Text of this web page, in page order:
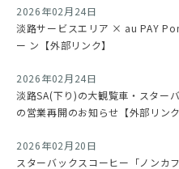
2026年02月24日
淡路サービスエリア × au PAY
ー ン【外部リンク】
2026年02月24日
淡路SA(下り)の大観覧車・スター
の営業再開のお知らせ【外部リンク
2026年02月20日
スターバックスコーヒー「ノンカ